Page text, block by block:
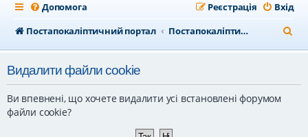
Допомога Вхід
Реєстрація
Постапокаліптичний портал
Постапокаліптичний форум
о
Видалити файли cookie
Ви впевнені, що хочете видалити усі встановлені форумом
файли cookie?